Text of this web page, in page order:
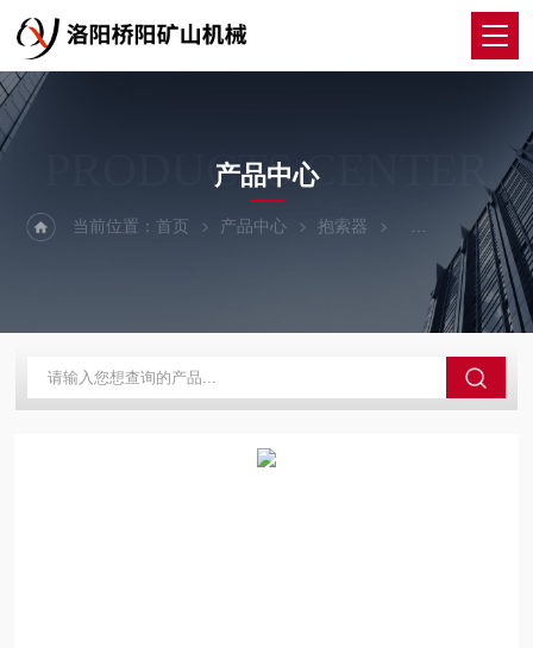
PRODUCTS CENTER
产品中心
当前位置：首页 产品中心 抱索器 卡钳式抱索器